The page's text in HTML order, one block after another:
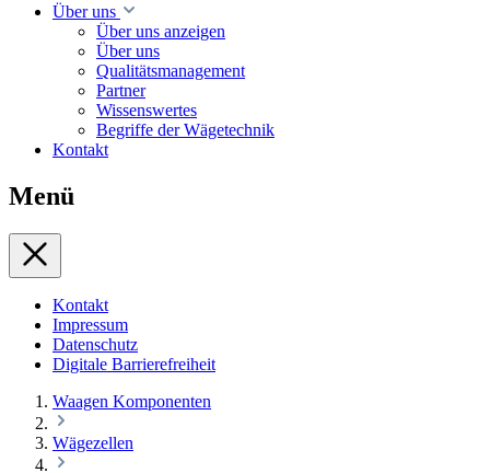
Über uns
Über uns anzeigen
Über uns
Qualitätsmanagement
Partner
Wissenswertes
Begriffe der Wägetechnik
Kontakt
Menü
Kontakt
Impressum
Datenschutz
Digitale Barrierefreiheit
Waagen Komponenten
Wägezellen